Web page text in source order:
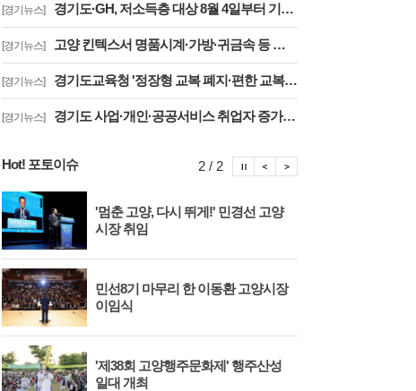
[경기뉴스] 경기도·GH, 저소득층 대상 8월 4일부터 기존주택 전세임대 입주자 상시 모집
[경기뉴스] 고양 킨텍스서 명품시계·가방·귀금속 등 체납자 압류 동산 620점 공개 경매
[경기뉴스] 경기도교육청 '정장형 교복 폐지·편한 교복 전환, 교복 자율화 공론화' 추진
[경기뉴스] 경기도 사업·개인·공공서비스 취업자 증가율 하락 '보건업 성장 둔화가 주원인'
Hot! 포토이슈
'멈춘 고양, 다시 뛰게!' 민경선 고양
시장 취임
민선8기 마무리 한 이동환 고양시장
이임식
'제38회 고양행주문화제' 행주산성
일대 개최
2 / 2 포토이슈 이전보기
포토이슈 정지